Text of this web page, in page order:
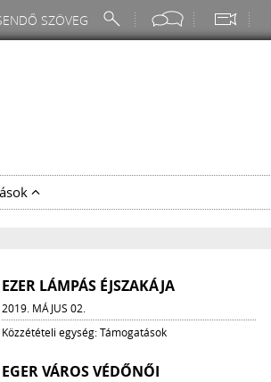
EZER LÁMPÁS ÉJSZAKÁJA
2019. MÁJUS 02.
Közzétételi egység: Támogatások
EGER VÁROS VÉDŐNŐI